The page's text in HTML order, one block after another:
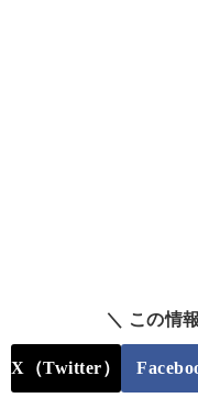
＼ この情
X（Twitter）